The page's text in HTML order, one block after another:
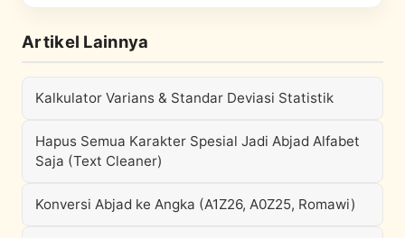
Artikel Lainnya
Kalkulator Varians & Standar Deviasi Statistik
Hapus Semua Karakter Spesial Jadi Abjad Alfabet
Saja (Text Cleaner)
Konversi Abjad ke Angka (A1Z26, A0Z25, Romawi)